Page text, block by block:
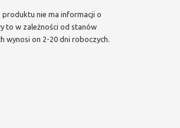
produktu nie ma informacji o
to w zależności od stanów
wynosi on 2-20 dni roboczych.